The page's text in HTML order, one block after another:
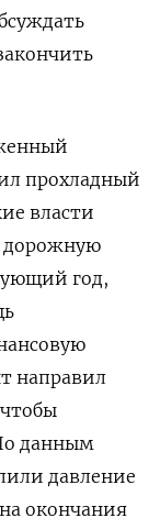
прохладный
власти
дорожную
год,
направил
данным
давление
окончания